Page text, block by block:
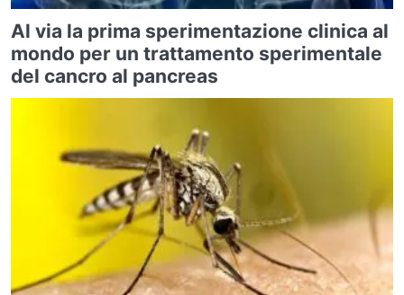
Al via la prima sperimentazione clinica al
mondo per un trattamento sperimentale
del cancro al pancreas